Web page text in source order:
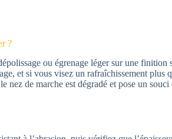
?
ou égrenage léger sur une
et si vous visez un rafraîchissement plus
nez de marche est dégradé et pose un